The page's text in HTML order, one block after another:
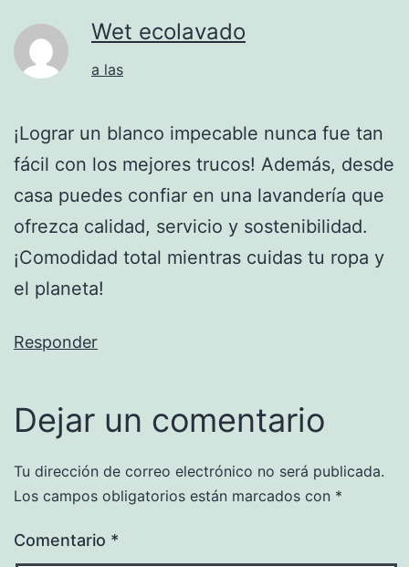
Wet ecolavado
a las
¡Lograr un blanco impecable nunca fue tan
fácil con los mejores trucos! Además, desde
casa puedes confiar en una lavandería que
ofrezca calidad, servicio y sostenibilidad.
¡Comodidad total mientras cuidas tu ropa y
el planeta!
Responder
Dejar un comentario
Tu dirección de correo electrónico no será publicada.
Los campos obligatorios están marcados con *
Comentario *